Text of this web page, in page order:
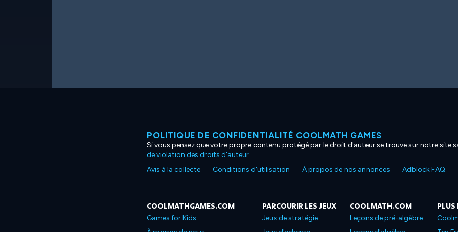
POLITIQUE DE CONFIDENTIALITÉ COOLMATH GAMES
Si vous pensez que votre propre contenu protégé par le droit d'auteur se trouve sur notre site
de violation des droits d'auteur.
Avis à la collecte
Conditions d'utilisation À propos de nos annonces Adblock FAQ
COOLMATHGAMES.COM
Games for Kids
PARCOURIR LES JEUX
Jeux de stratégie
COOLMATH.COM
Leçons de pré-algèbre
PLUS